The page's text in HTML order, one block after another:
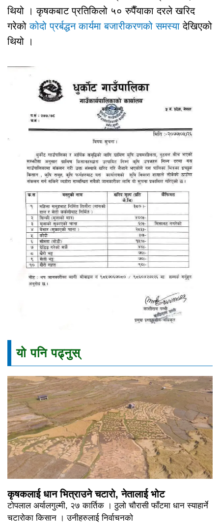
थियो । कृषकबाट प्रतिकिलो ५० रुपैँयाका दरले खरिद
गरेकोकोदो प्रर्बद्धन कार्यमा बजारीकरणको समस्या देखिएको
थियो ।
यो पनि पढ्नुस्
कृषकलाई धान भित्राउने चटारो, नेतालाई भोट
टोपलाल अर्यालगुल्मी, २७ कार्तिक । ठुलो चौरासी फाँटमा धान स्याहार्ने
चटारोका किसान । उनीहरुलाई निर्वाचनको